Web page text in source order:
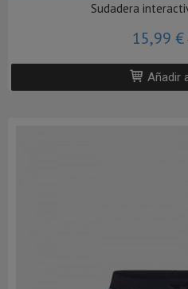
Sudadera
15,99 €
Añadir